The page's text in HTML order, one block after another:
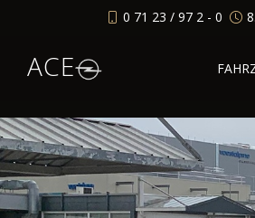
0 71 23 / 97 2 - 0
ACE